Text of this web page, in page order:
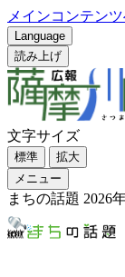
メインコンテン
Language
読み上げ
文字サイズ
標準
拡大
メニュー
まちの話題 2026